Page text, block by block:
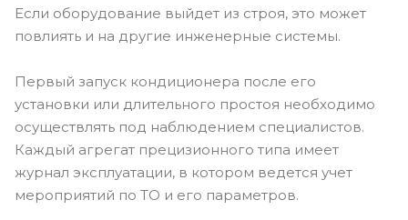
Если оборудование выйдет из строя, это может
повлиять и на другие инженерные системы.
Первый запуск кондиционера после его
установки или длительного простоя необходимо
осуществлять под наблюдением специалистов.
Каждый агрегат прецизионного типа имеет
журнал эксплуатации, в котором ведется учет
мероприятий по ТО и его параметров.